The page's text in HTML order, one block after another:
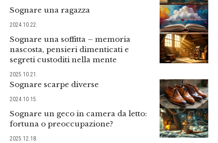
Sognare una ragazza
2024.10.22.
Sognare una soffitta – memoria
nascosta, pensieri dimenticati e
segreti custoditi nella mente
2025.10.21.
Sognare scarpe diverse
2024.10.15.
Sognare un geco in camera da letto:
fortuna o preoccupazione?
2025.12.18.